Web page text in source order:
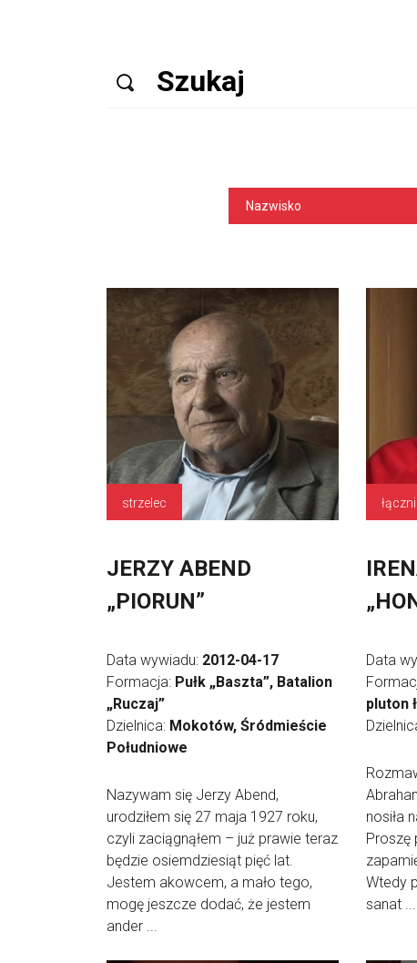
Nazwisko
strzelec
JERZY ABEND
„PIORUN”
Data wywiadu: 2012-04-17
Formacja: Pułk „Baszta”, Batalion
„Ruczaj”
Dzielnica: Mokotów, Śródmieście
Południowe
Nazywam się Jerzy Abend,
urodziłem się 27 maja 1927 roku,
czyli zaciągnąłem – już prawie teraz
będzie osiemdziesiąt pięć lat.
Jestem akowcem, a mało tego,
mogę jeszcze dodać, że jestem
ander ...
Data
pluton
nosiła
Proszę
Wtedy
sanat ...